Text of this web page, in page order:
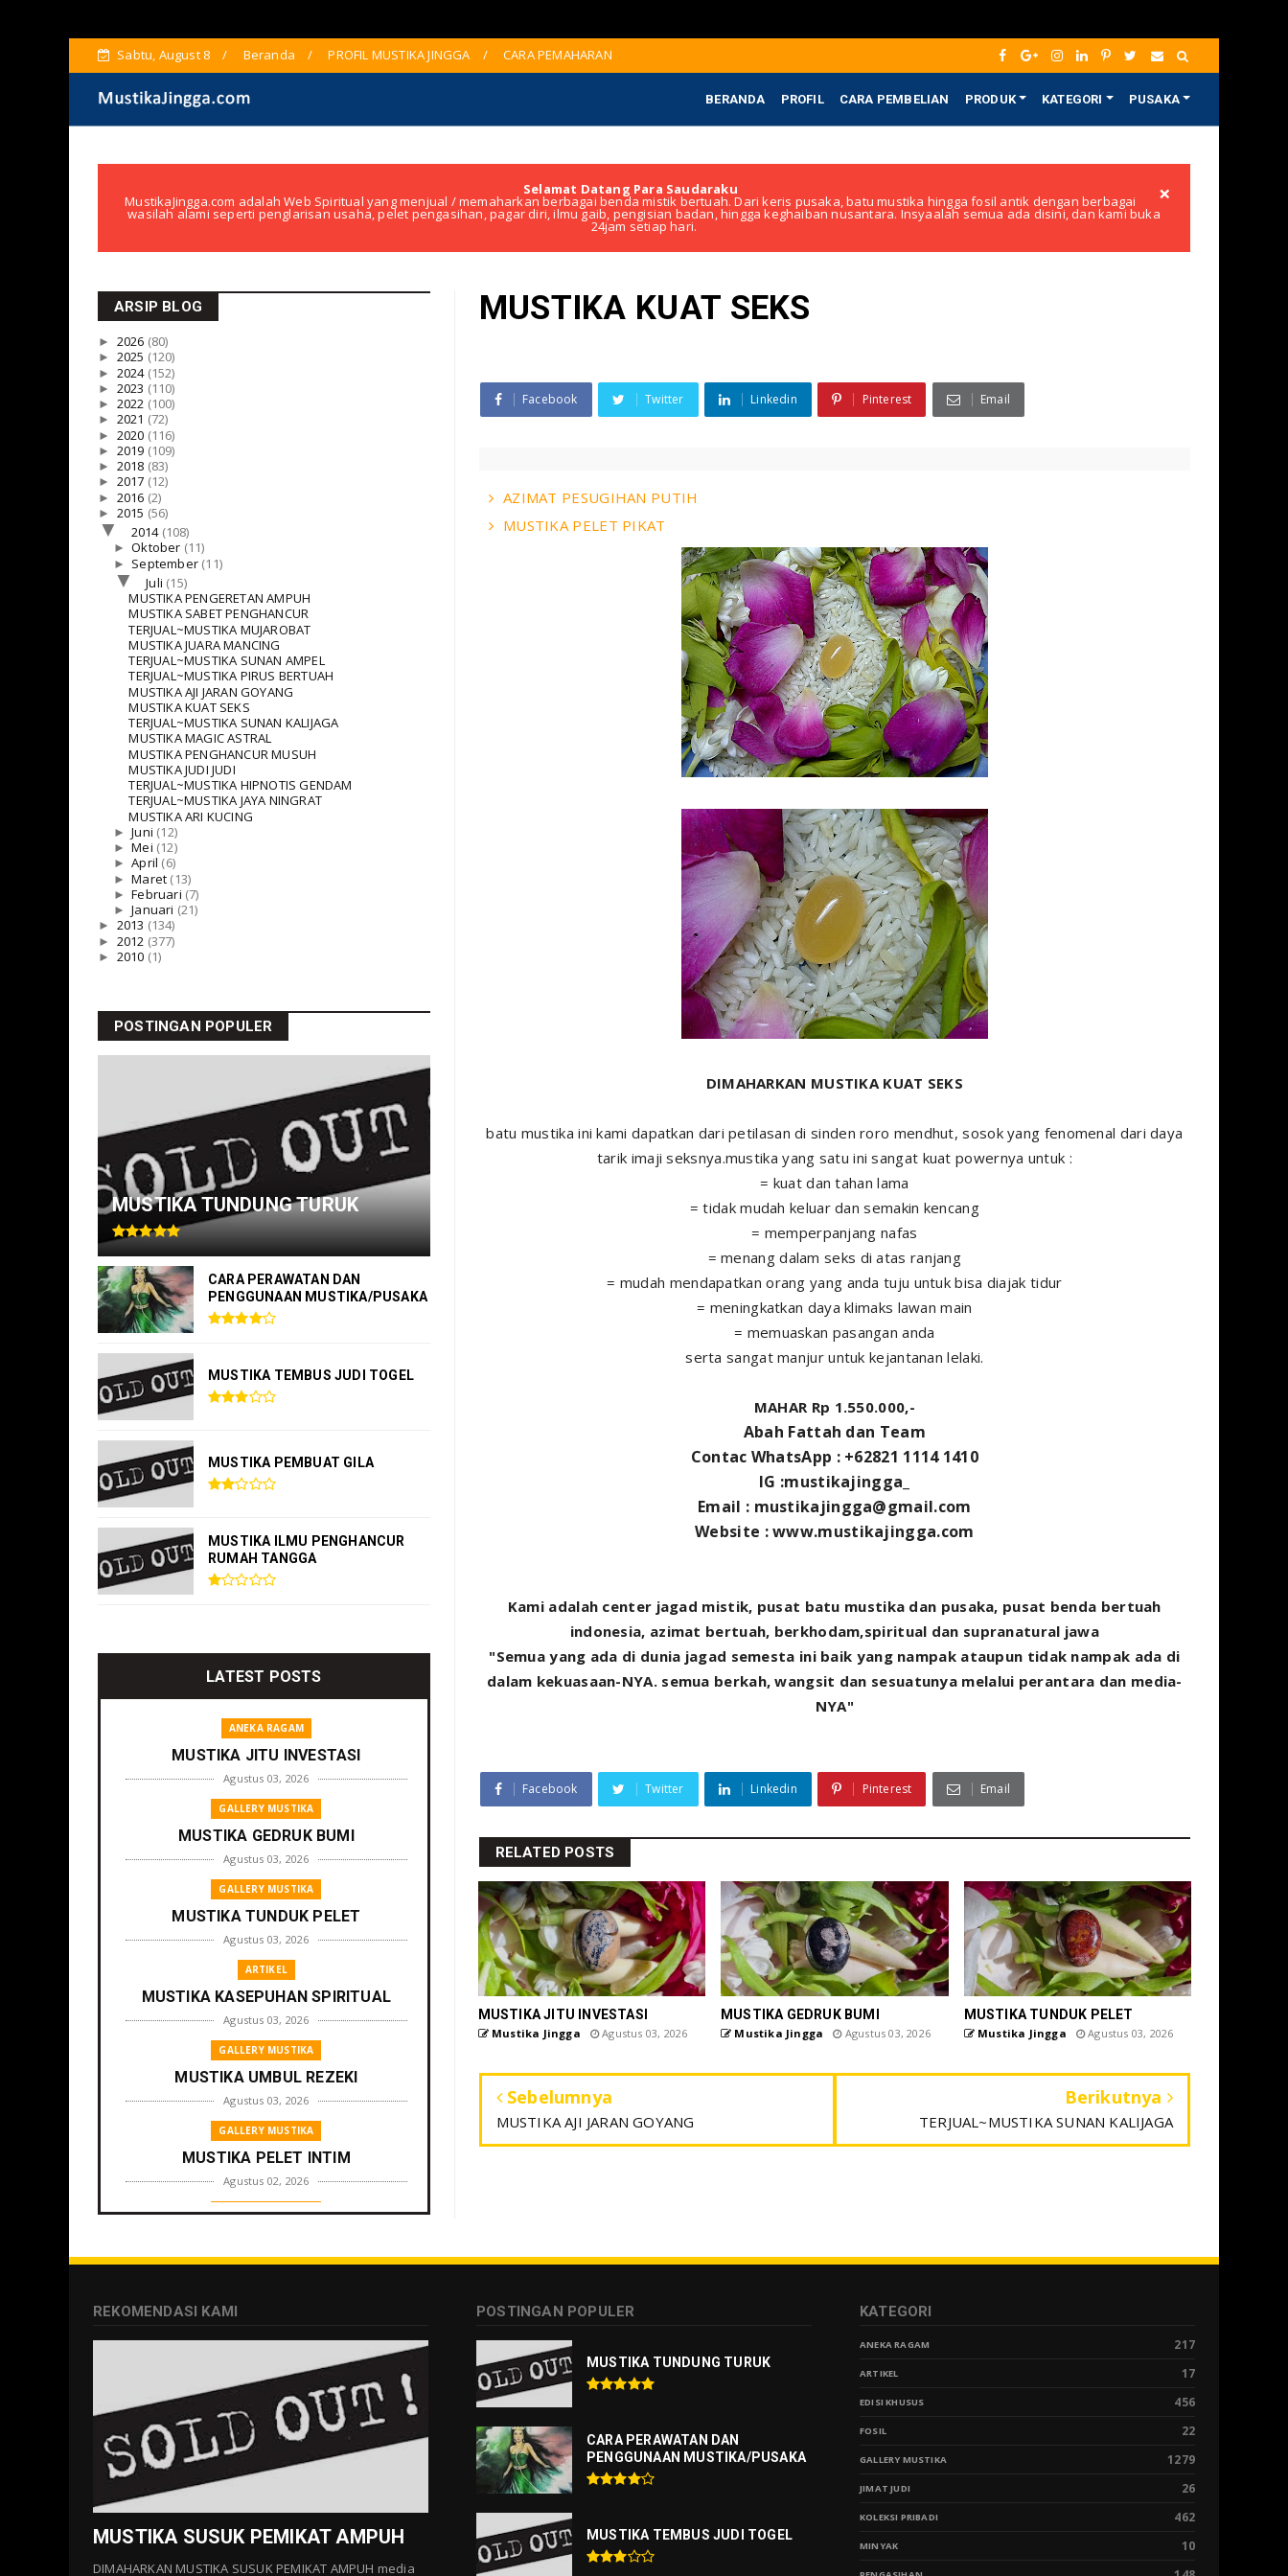
Sabtu, August 8 Beranda PROFIL MUSTIKA JINGGA CARA PEMAHARAN
BERANDA PROFIL CARA PEMBELIAN PRODUK KATEGORI PUSAKA
×
Selamat Datang Para Saudaraku
MustikaJingga.com adalah Web Spiritual yang menjual / memaharkan berbagai benda mistik bertuah. Dari keris pusaka, batu mustika hingga fosil antik dengan berbagai
wasilah alami seperti penglarisan usaha, pelet pengasihan, pagar diri, ilmu gaib, pengisian badan, hingga keghaiban nusantara. Insyaalah semua ada disini, dan kami buka
24jam setiap hari.
MUSTIKA KUAT SEKS
Facebook Twitter Linkedin Pinterest Email
AZIMAT PESUGIHAN PUTIH
MUSTIKA PELET PIKAT
DIMAHARKAN MUSTIKA KUAT SEKS
batu mustika ini kami dapatkan dari petilasan di sinden roro mendhut, sosok yang fenomenal dari daya
tarik imaji seksnya.mustika yang satu ini sangat kuat powernya untuk :
= kuat dan tahan lama
= tidak mudah keluar dan semakin kencang
= memperpanjang nafas
= menang dalam seks di atas ranjang
= mudah mendapatkan orang yang anda tuju untuk bisa diajak tidur
= meningkatkan daya klimaks lawan main
= memuaskan pasangan anda
serta sangat manjur untuk kejantanan lelaki.
MAHAR Rp 1.550.000,-
Abah Fattah dan Team
Contac WhatsApp : +62821 1114 1410
IG :mustikajingga_
Email : mustikajingga@gmail.com
Website : www.mustikajingga.com
Kami adalah center jagad mistik, pusat batu mustika dan pusaka, pusat benda bertuah
indonesia, azimat bertuah, berkhodam,spiritual dan supranatural jawa
"Semua yang ada di dunia jagad semesta ini baik yang nampak ataupun tidak nampak ada di
dalam kekuasaan-NYA. semua berkah, wangsit dan sesuatunya melalui perantara dan media-
NYA"
Facebook Twitter Linkedin Pinterest Email
RELATED POSTS
MUSTIKA JITU INVESTASI
Mustika Jingga Agustus 03, 2026
MUSTIKA GEDRUK BUMI
Mustika Jingga Agustus 03, 2026
MUSTIKA TUNDUK PELET
Mustika Jingga Agustus 03, 2026
Sebelumnya
MUSTIKA AJI JARAN GOYANG
Berikutnya
TERJUAL~MUSTIKA SUNAN KALIJAGA
ARSIP BLOG
► 2026 (80)
► 2025 (120)
► 2024 (152)
► 2023 (110)
► 2022 (100)
► 2021 (72)
► 2020 (116)
► 2019 (109)
► 2018 (83)
► 2017 (12)
► 2016 (2)
► 2015 (56)
▼ 2014 (108)
►Oktober (11)
► September (11)
▼Juli (15)
MUSTIKA PENGERETAN AMPUH
MUSTIKA SABET PENGHANCUR
TERJUAL~MUSTIKA MUJAROBAT
MUSTIKA JUARA MANCING
TERJUAL~MUSTIKA SUNAN AMPEL
TERJUAL~MUSTIKA PIRUS BERTUAH
MUSTIKA AJI JARAN GOYANG
MUSTIKA KUAT SEKS
TERJUAL~MUSTIKA SUNAN KALIJAGA
MUSTIKA MAGIC ASTRAL
MUSTIKA PENGHANCUR MUSUH
MUSTIKA JUDI JUDI
TERJUAL~MUSTIKA HIPNOTIS GENDAM
TERJUAL~MUSTIKA JAYA NINGRAT
MUSTIKA ARI KUCING
►Juni (12)
►Mei (12)
►April (6)
►Maret (13)
►Februari (7)
►Januari (21)
► 2013 (134)
► 2012 (377)
► 2010 (1)
POSTINGAN POPULER
MUSTIKA TUNDUNG TURUK
CARA PERAWATAN DAN
PENGGUNAAN MUSTIKA/PUSAKA
MUSTIKA TEMBUS JUDI TOGEL
MUSTIKA PEMBUAT GILA
MUSTIKA ILMU PENGHANCUR
RUMAH TANGGA
LATEST POSTS
ANEKA RAGAM
MUSTIKA JITU INVESTASI
Agustus 03, 2026
GALLERY MUSTIKA
MUSTIKA GEDRUK BUMI
Agustus 03, 2026
GALLERY MUSTIKA
MUSTIKA TUNDUK PELET
Agustus 03, 2026
ARTIKEL
MUSTIKA KASEPUHAN SPIRITUAL
Agustus 03, 2026
GALLERY MUSTIKA
MUSTIKA UMBUL REZEKI
Agustus 03, 2026
GALLERY MUSTIKA
MUSTIKA PELET INTIM
Agustus 02, 2026
GALLERY MUSTIKA
Agustus 01, 2026
MUSTIKA LANGGENG PERNIKAHAN
Agustus 01, 2026
GALLERY MUSTIKA
MUSTIKA KHODAM SURO
Agustus 01, 2026
GALLERY MUSTIKA
MUSTIKA MANTRA CINTA
REKOMENDASI KAMI
MUSTIKA SUSUK PEMIKAT AMPUH
DIMAHARKAN MUSTIKA SUSUK PEMIKAT AMPUH media
POSTINGAN POPULER
MUSTIKA TUNDUNG TURUK
CARA PERAWATAN DAN
PENGGUNAAN MUSTIKA/PUSAKA
MUSTIKA TEMBUS JUDI TOGEL
KATEGORI
ANEKA RAGAM 217
ARTIKEL 17
EDISI KHUSUS 456
FOSIL 22
GALLERY MUSTIKA 1279
JIMAT JUDI 26
KOLEKSI PRIBADI 462
MINYAK 10